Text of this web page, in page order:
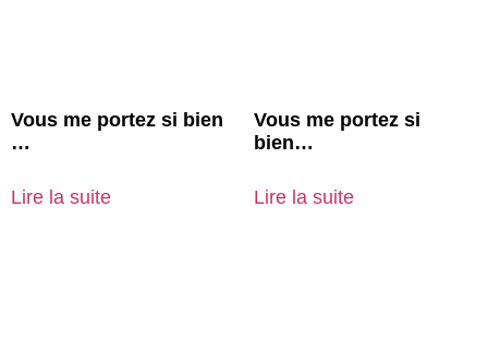
Vous me portez si bien
…
Lire la suite
Vous me portez si
bien…
Lire la suite